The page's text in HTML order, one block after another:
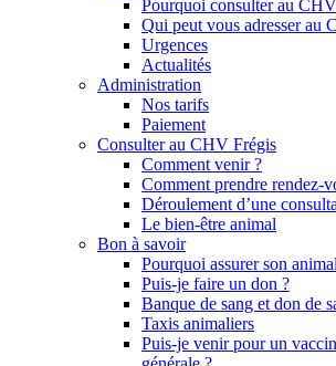
Pourquoi consulter au
Qui peut vous adresser au
Urgences
Actualités
Administration
Nos tarifs
Paiement
Consulter au CHV Frégis
Comment venir ?
Comment prendre rendez-
Déroulement d’une
Le bien-être animal
Bon à savoir
Pourquoi assurer son
Puis-je faire un don ?
Banque de sang et don de
Taxis animaliers
Puis-je venir pour un